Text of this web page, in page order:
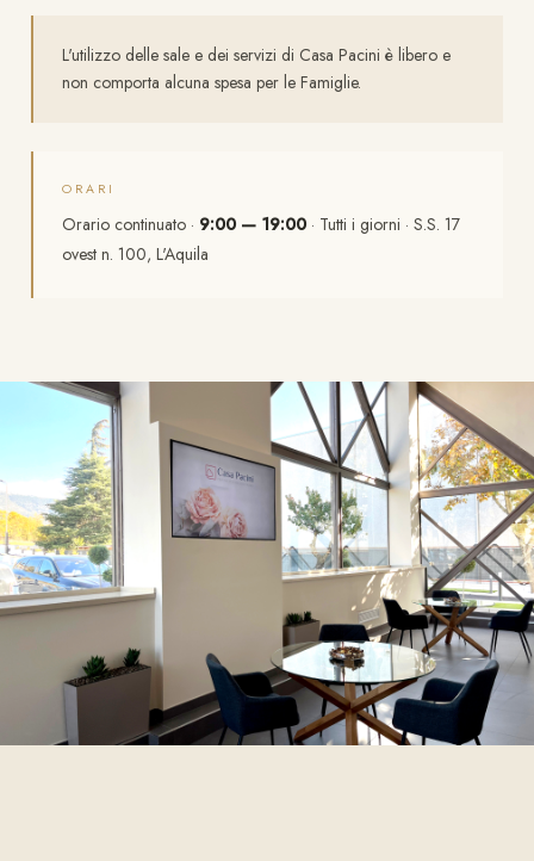
L'utilizzo delle sale e dei servizi di Casa Pacini è libero e
non comporta alcuna spesa per le Famiglie.
ORARI
Orario continuato · 9:00 — 19:00 · Tutti i giorni · S.S. 17
ovest n. 100, L'Aquila